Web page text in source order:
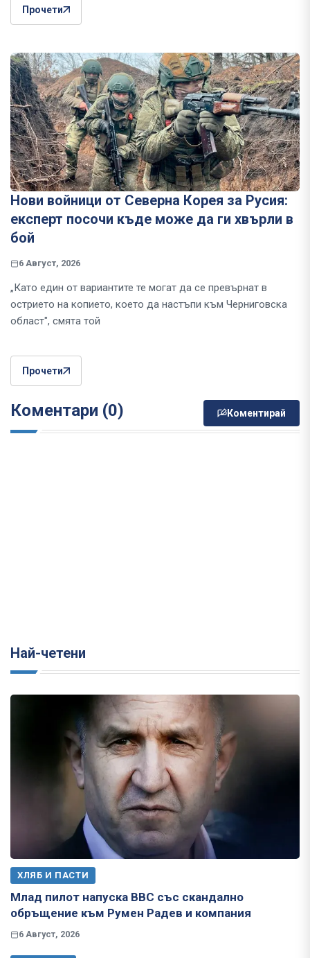
Прочети
Нови войници от Северна Корея за Русия:
експерт посочи къде може да ги хвърли в
бой
6 Август, 2026
„Като един от вариантите те могат да се превърнат в
острието на копието, което да настъпи към Черниговска
област", смята той
Прочети
Коментари (0) Коментирай
Най-четени
ХЛЯБ И ПАСТИ
Млад пилот напуска ВВС със скандално
обръщение към Румен Радев и компания
6 Август, 2026